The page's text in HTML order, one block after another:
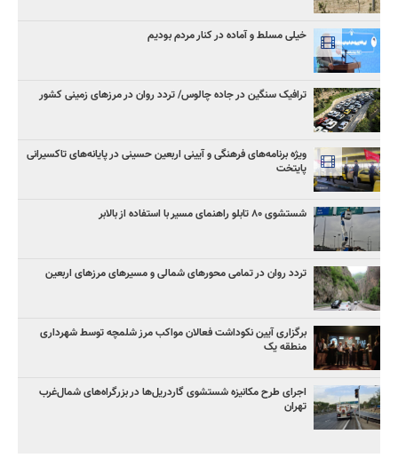
خیلی مسلط و آماده در کنار مردم بودیم
ترافیک سنگین در جاده چالوس/ تردد روان در مرزهای زمینی کشور
ویژه برنامه‌های فرهنگی و آیینی اربعین حسینی در پایانه‌های تاکسیرانی
پایتخت
شستشوی ۸۰ تابلو راهنمای مسیر با استفاده از بالابر
تردد روان در تمامی محورهای شمالی و مسیرهای مرزهای اربعین
برگزاری آیین نکوداشت فعالان مواکب مرز شلمچه توسط شهرداری
منطقه یک
اجرای طرح مکانیزه شستشوی گاردریل‌ها در بزرگراه‌های شمال‌غرب
تهران